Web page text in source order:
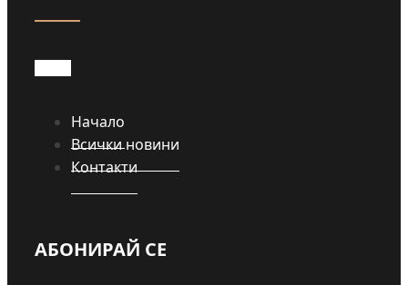
Начало
Всички новини
Контакти
АБОНИРАЙ СЕ